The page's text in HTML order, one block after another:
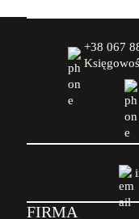
+38 067
FIRMA